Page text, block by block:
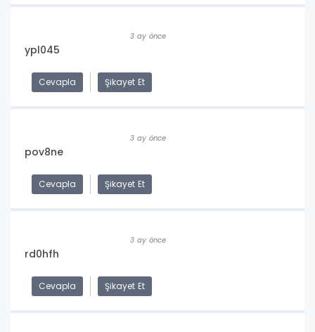
3 ay önce
ypl045
Cevapla Şikayet Et
3 ay önce
pov8ne
Cevapla Şikayet Et
3 ay önce
rd0hfh
Cevapla Şikayet Et